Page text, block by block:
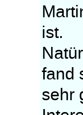
ist.
fand
sehr